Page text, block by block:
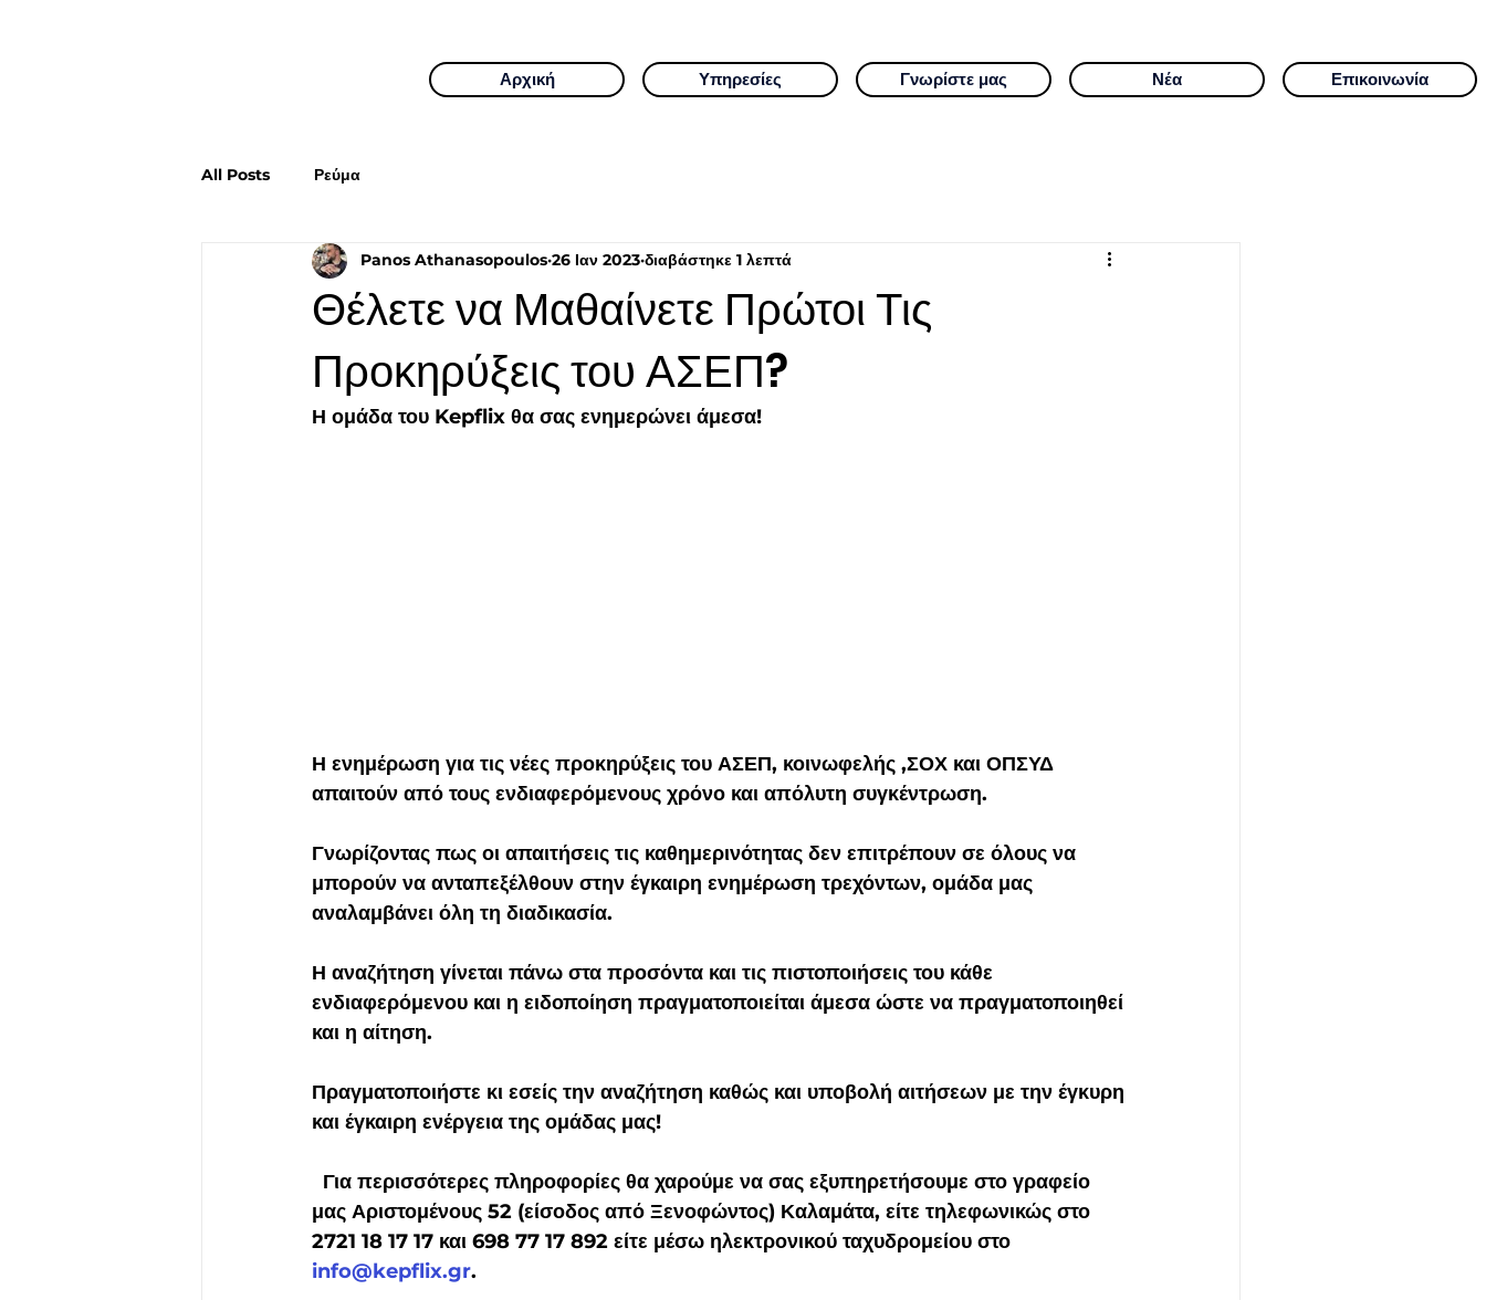
Αρχική Υπηρεσίες Γνωρίστε μας Νέα Επικοινωνία
All Posts Ρεύμα
Θέλετε να Μαθαίνετε Πρώτοι Τις
Προκηρύξεις του ΑΣΕΠ?
Panos Athanasopoulos 26 Ιαν 2023 διαβάστηκε 1 λεπτά
Η ομάδα του Kepflix θα σας ενημερώνει άμεσα!
Η ενημέρωση για τις νέες προκηρύξεις του ΑΣΕΠ, κοινωφελής ,ΣΟΧ και ΟΠΣΥΔ
απαιτούν από τους ενδιαφερόμενους χρόνο και απόλυτη συγκέντρωση.
Γνωρίζοντας πως οι απαιτήσεις τις καθημερινότητας δεν επιτρέπουν σε όλους να
μπορούν να ανταπεξέλθουν στην έγκαιρη ενημέρωση τρεχόντων, ομάδα μας
αναλαμβάνει όλη τη διαδικασία.
Η αναζήτηση γίνεται πάνω στα προσόντα και τις πιστοποιήσεις του κάθε
ενδιαφερόμενου και η ειδοποίηση πραγματοποιείται άμεσα ώστε να πραγματοποιηθεί
και η αίτηση.
Πραγματοποιήστε κι εσείς την αναζήτηση καθώς και υποβολή αιτήσεων με την έγκυρη
και έγκαιρη ενέργεια της ομάδας μας!
μας Αριστομένους 52 (είσοδος από Ξενοφώντος) Καλαμάτα, είτε τηλεφωνικώς στο
2721 18 17 17 και 698 77 17 892 είτε μέσω ηλεκτρονικού ταχυδρομείου στο
info@kepflix.gr.